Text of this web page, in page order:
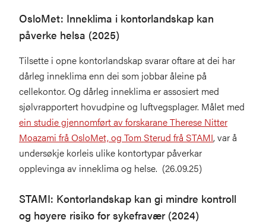
OsloMet: Inneklima i kontorlandskap kan
påverke helsa (2025)
Tilsette i opne kontorlandskap svarar oftare at dei har
dårleg inneklima enn dei som jobbar åleine på
cellekontor. Og dårleg inneklima er assosiert med
sjølvrapportert hovudpine og luftvegsplager. Målet med
ein studie gjennomført av forskarane Therese Nitter
Moazami frå OsloMet, og Tom Sterud frå STAMI, var å
undersøkje korleis ulike kontortypar påverkar
opplevinga av inneklima og helse. (26.09.25)
STAMI: Kontorlandskap kan gi mindre kontroll
og høyere risiko for sykefravær (2024)